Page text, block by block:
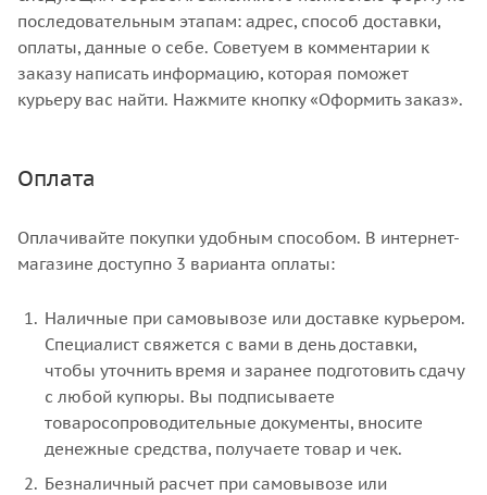
последовательным этапам: адрес, способ доставки,
оплаты, данные о себе. Советуем в комментарии к
заказу написать информацию, которая поможет
курьеру вас найти. Нажмите кнопку «Оформить заказ».
Оплата
Оплачивайте покупки удобным способом. В интернет-
магазине доступно 3 варианта оплаты:
Наличные при самовывозе или доставке курьером.
Специалист свяжется с вами в день доставки,
чтобы уточнить время и заранее подготовить сдачу
с любой купюры. Вы подписываете
товаросопроводительные документы, вносите
денежные средства, получаете товар и чек.
Безналичный расчет при самовывозе или